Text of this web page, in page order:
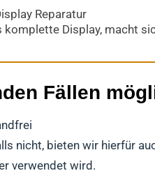
Reparatur
Display, macht
Fällen
nicht, bieten wir hierfür
verwendet wird.